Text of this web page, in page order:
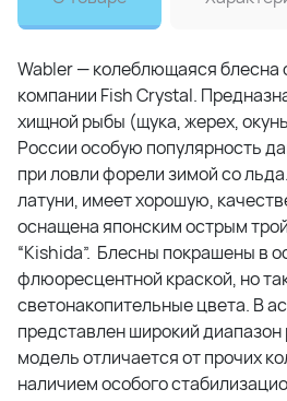
Wabler — колеблющаяся блесна
компании Fish Crystal.
хищной рыбы (щука, жерех,
России особую популярность
при ловли форели зимой со
латуни, имеет хорошую,
оснащена японским острым
“Kishida”. Блесны покрашены в
флюоресцентной краской, но
светонакопительные цвета. В
представлен широкий
модель отличается от прочих
наличием особого